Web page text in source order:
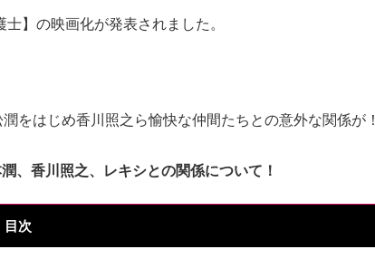
】の映画化が発表されました。
をはじめ香川照之ら愉快な仲間たちとの意外な関係が！
、香川照之、レキシとの関係について！
目次